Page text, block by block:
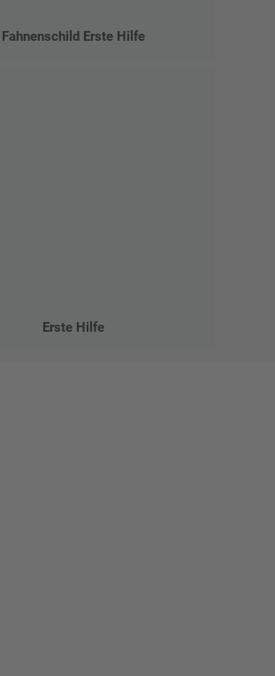
Fahnenschild Erste Hilfe
Erste Hilfe